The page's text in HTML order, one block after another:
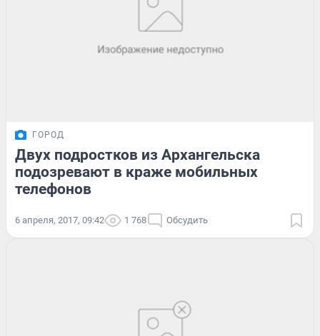
ГОРОД
Двух подростков из Архангельска
подозревают в краже мобильных
телефонов
6 апреля, 2017, 09:42 1 768 Обсудить